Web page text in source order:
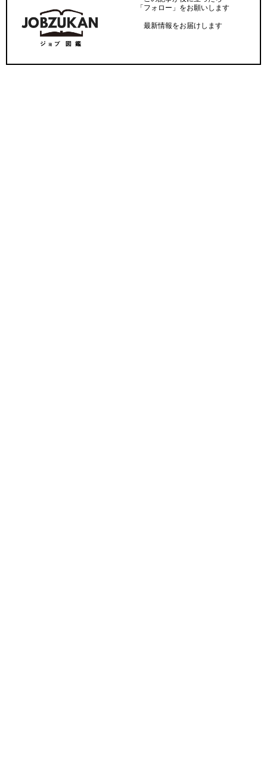
「フォロー」をお願いします
最新情報をお届けします